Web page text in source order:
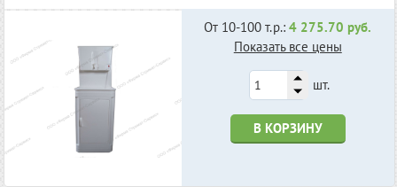
От 10-100 т.р.:4 275.70 руб.
Показать все цены
шт.
В КОРЗИНУ